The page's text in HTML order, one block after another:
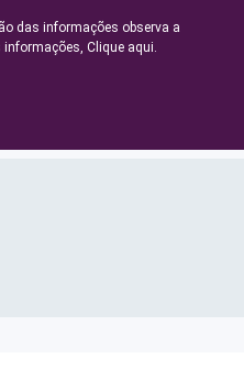
das informações observa a
informações, Clique aqui.